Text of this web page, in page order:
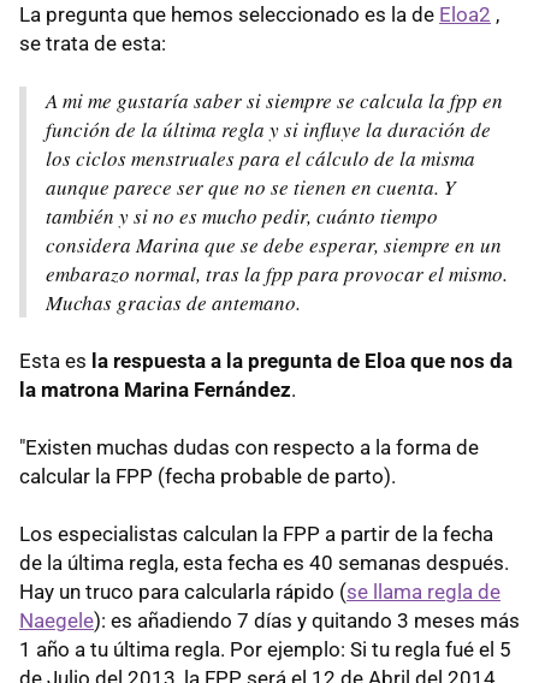
La pregunta que hemos seleccionado es la de Eloa2 ,
se trata de esta:
A mi me gustaría saber si siempre se calcula la fpp en
función de la última regla y si influye la duración de
los ciclos menstruales para el cálculo de la misma
aunque parece ser que no se tienen en cuenta. Y
también y si no es mucho pedir, cuánto tiempo
considera Marina que se debe esperar, siempre en un
embarazo normal, tras la fpp para provocar el mismo.
Muchas gracias de antemano.
Esta es la respuesta a la pregunta de Eloa que nos da
la matrona Marina Fernández.
"Existen muchas dudas con respecto a la forma de
calcular la FPP (fecha probable de parto).
Los especialistas calculan la FPP a partir de la fecha
de la última regla, esta fecha es 40 semanas después.
Hay un truco para calcularla rápido (se llama regla de
Naegele): es añadiendo 7 días y quitando 3 meses más
1 año a tu última regla. Por ejemplo: Si tu regla fué el 5
de Julio del 2013, la FPP será el 12 de Abril del 2014.